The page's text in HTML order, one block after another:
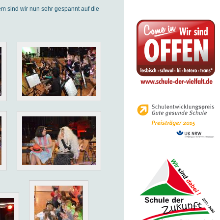
sind wir nun sehr gespannt auf die